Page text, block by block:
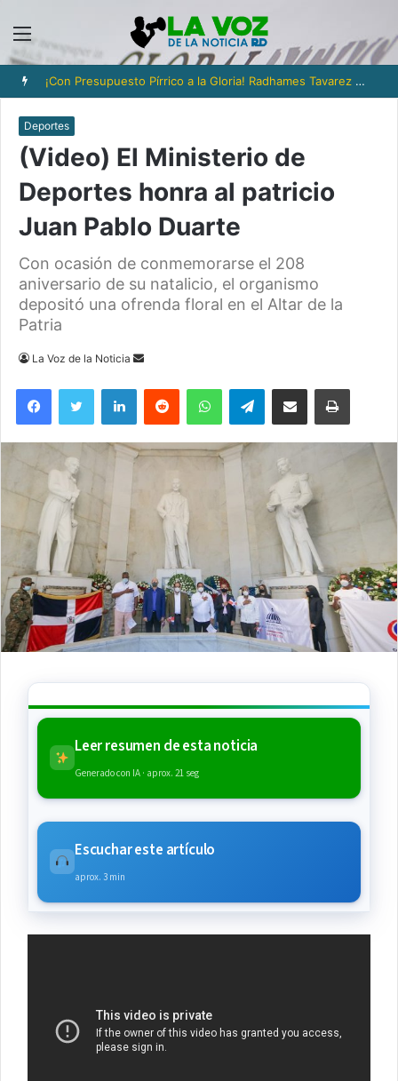
Menú
¡Con Presupuesto Pírrico a la Gloria! Radhames Tavarez y la Hazaña Dorada de la Natación Dominicana
Deportes
(Video) El Ministerio de
Deportes honra al patricio
Juan Pablo Duarte
Con ocasión de conmemorarse el 208
aniversario de su natalicio, el organismo
depositó una ofrenda floral en el Altar de la
Patria
La Voz de la Noticia
Send
email
FacebookTwitter LinkedInReddit WhatsAppTelegramCompartir via Email Imprimi
Leer resumen de esta noticia
Generado con IA · aprox. 21 seg
Escuchar este artículo
aprox. 3 min